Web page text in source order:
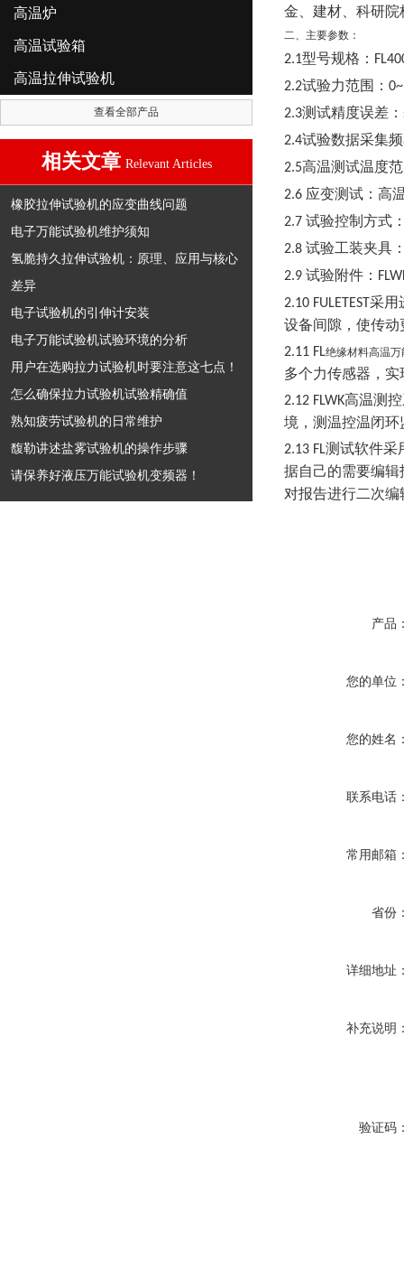
高温炉
高温试验箱
高温拉伸试验机
查看全部产品
相关文章 Relevant Articles
橡胶拉伸试验机的应变曲线问题
电子万能试验机维护须知
氢脆持久拉伸试验机：原理、应用与核心
差异
电子试验机的引伸计安装
电子万能试验机试验环境的分析
用户在选购拉力试验机时要注意这七点！
怎么确保拉力试验机试验精确值
熟知疲劳试验机的日常维护
馥勒讲述盐雾试验机的操作步骤
请保养好液压万能试验机变频器！
金、建材、科研
二、主要参数：
2.1型号规格：
2.2试验力范围：
2.3测试精度误差：
2.4试验数据采集
2.5高温测试温度
2.6 应变测试：高
2.7 试验控制方式
2.8 试验工装夹具
2.9 试验附件：
2.10 FULETEST 采用
设备间隙，使传
2.11 FL绝缘材料高温万
多个力传感器，
2.12 FLWK高温测
境，测温控温闭
2.13 FL测试软件采
据自己的需要编
对报告进行二次编
产品
您的单位
您的姓名
联系电话
常用邮箱
省份
详细地址
补充说明
验证码